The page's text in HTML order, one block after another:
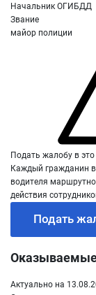
Начальник ОГИБДД
Звание
майор полиции
Подать жалобу в
Каждый гражданин
водителя
действия
Подать
Оказываемые
Актуально на